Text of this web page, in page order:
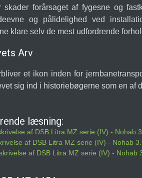
skader forårsaget af fygesne og
og pålidelighed ved
klare selv de mest udfordrende
Arv
et ikon inden for
sig ind i historiebøgerne som en af
læsning:
af DSB Litra MZ serie (IV) - Nohab
af DSB Litra MZ serie (IV) - Nohab
af DSB Litra MZ serie (IV) - Nohab